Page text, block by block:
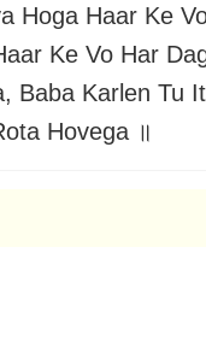
Hoga Haar Ke
Ke Vo Har
Baba Karlen Tu
Hovega ॥